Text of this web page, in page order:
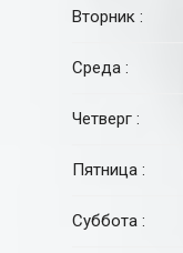
Вторник :
Среда :
Четверг :
Пятница :
Суббота :